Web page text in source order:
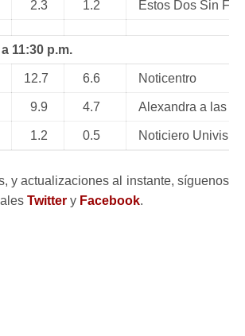
2.3 1.2 Estos Dos Sin
11:30 p.m.
12.7 6.6 Noticentro
9.9 4.7 Alexandra a las
1.2 0.5 Noticiero Univisión
y actualizaciones al instante, síguenos
Twitter y Facebook.